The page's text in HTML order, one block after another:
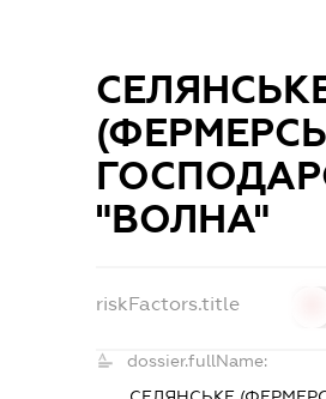
"ВОЛНА"
riskFactors.title
dossier.fullName: